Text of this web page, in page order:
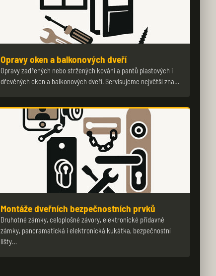
Opravy oken a balkonových dveří
Opravy zadřených nebo stržených kování a pantů plastových i
dřevěných oken a balkonových dveří. Servisujeme největší zna…
Montáže dveřních bezpečnostních prvků
Druhotné zámky, celoplošné závory, elektronické přídavné
zámky, panoramatická i elektronická kukátka, bezpečnostní
lišty…